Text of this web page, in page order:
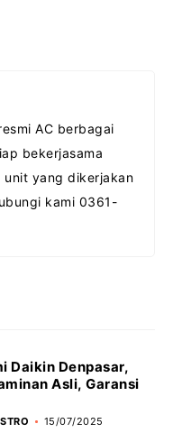
AC berbagai
bekerjasama
unit yang dikerjakan
kami 0361-
Daikin Denpasar,
Asli, Garansi
15/07/2025